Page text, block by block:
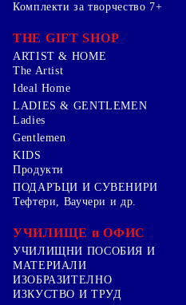
Комплекти за творчество 7+
THE GIFT SHOP
ARTIST & HOME
The Artist
Ideal Home
LADIES & GENTLEMEN
Ladies
Gentlemen
KIDS
Продукти
ПОДАРЪЦИ И СУВЕНИРИ
Тефтери, Ваучери и др.
УЧИЛИЩЕ и ОФИС
УЧИЛИЩНИ ПОСОБИЯ И
МАТЕРИАЛИ
ИЗОБРАЗИТЕЛНО
ИЗКУСТВО И ТРУД